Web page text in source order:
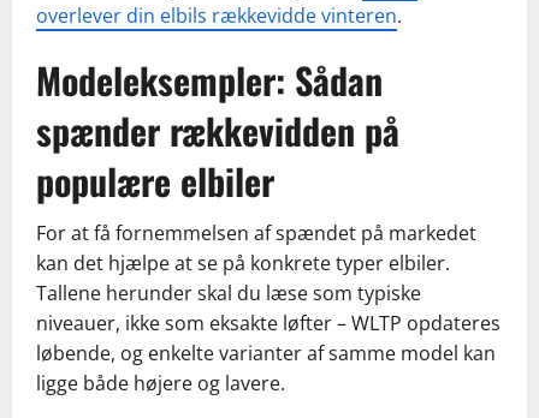
overlever din elbils rækkevidde vinteren.
Modeleksempler: Sådan
spænder rækkevidden på
populære elbiler
For at få fornemmelsen af spændet på markedet
kan det hjælpe at se på konkrete typer elbiler.
Tallene herunder skal du læse som typiske
niveauer, ikke som eksakte løfter – WLTP opdateres
løbende, og enkelte varianter af samme model kan
ligge både højere og lavere.